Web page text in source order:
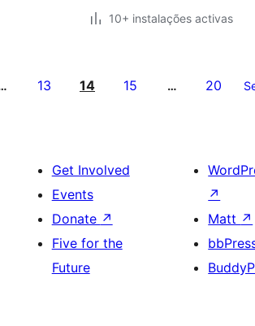
10+ instalações activas
13 14 15 … 20
Get Involved
Events
Donate ↗
Five for the
Future
↗
Matt ↗